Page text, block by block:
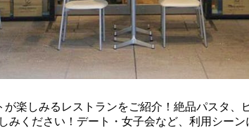
楽しみるレストランをご紹介！絶品パスタ、
みください！デート・女子会など、利用シー